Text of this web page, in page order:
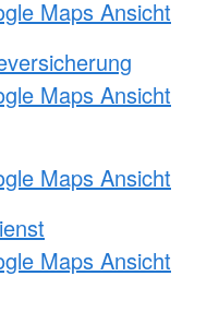
Maps Ansicht
Maps Ansicht
Maps Ansicht
Maps Ansicht